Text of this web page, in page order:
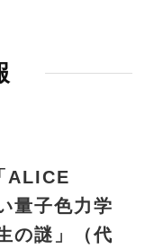
ALICE
量子色力学
の謎」（代